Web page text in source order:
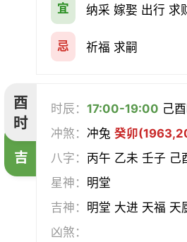
宜 纳采 嫁娶 出行 求
忌 祈福 求嗣
酉
时
吉
时辰：17:00-19:00 己
冲煞：冲兔癸卯
八字： 丙午 乙未 壬子 己
星神： 明堂
吉神： 明堂 大进 天福 天
凶煞：